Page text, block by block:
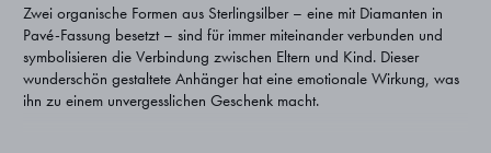
Zwei organische Formen aus Sterlingsilber – eine mit Diamanten in
Pavé-Fassung besetzt – sind für immer miteinander verbunden und
symbolisieren die Verbindung zwischen Eltern und Kind. Dieser
wunderschön gestaltete Anhänger hat eine emotionale Wirkung, was
ihn zu einem unvergesslichen Geschenk macht.